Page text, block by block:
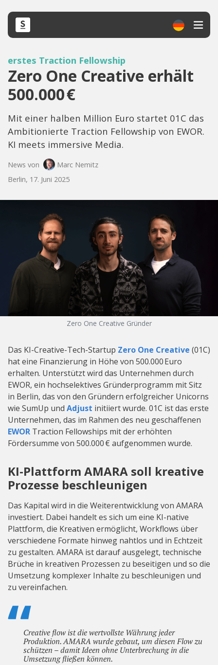
erstes Traction Fellowship
Zero One Creative erhält
500.000 €
Mit einer halben Million Euro startet 01C das
Ambitionierte Traction Fellowship von EWOR.
KI meets immersive Media.
News von
Marc Nemitz
Berlin, 17. Juni 2025
Zero One Creative Gründer
Das KI-Creative-Tech-Startup Zero One Creative (01C)
hat eine Finanzierung in Höhe von 500.000 Euro
erhalten. Unterstützt wird das Unternehmen durch
EWOR, ein hochselektives Gründerprogramm mit Sitz
in Berlin, das von den Gründern erfolgreicher Unicorns
wie SumUp und Adjust initiiert wurde. 01C ist das erste
Unternehmen, das im Rahmen des neu geschaffenen
EWOR Traction Fellowships mit der erhöhten
Fördersumme von 500.000 € aufgenommen wurde.
KI-Plattform AMARA soll kreative
Prozesse beschleunigen
Das Kapital wird in die Weiterentwicklung von AMARA
investiert. Dabei handelt es sich um eine KI-native
Plattform, die Kreativen ermöglicht, Workflows über
verschiedene Formate hinweg nahtlos und in Echtzeit
zu gestalten. AMARA ist darauf ausgelegt, technische
Brüche in kreativen Prozessen zu beseitigen und so die
Umsetzung komplexer Inhalte zu beschleunigen und
zu vereinfachen.
Creative flow ist die wertvollste Währung jeder
Produktion. AMARA wurde gebaut, um diesen Flow zu
schützen – damit Ideen ohne Unterbrechung in die
Umsetzung fließen können.